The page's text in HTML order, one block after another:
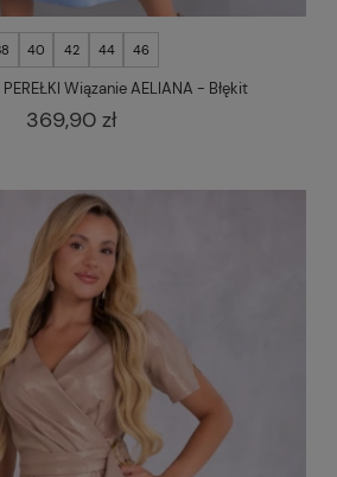
40 42 44 46
Wiązanie AELIANA - Błękit
369,90 zł